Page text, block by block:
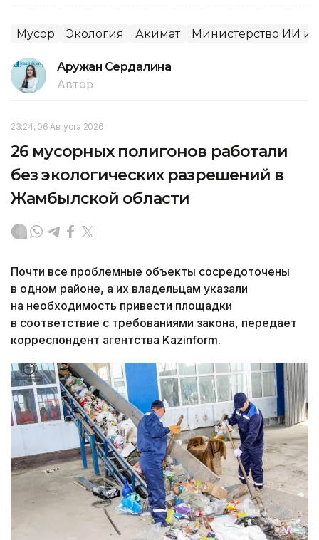
Мусор Экология Акимат Министерство ИИ и
Аружан Сердалина
Автор
23:24, 06 Августа 2026
26 мусорных полигонов работали
без экологических разрешений в
Жамбылской области
Почти все проблемные объекты сосредоточены
в одном районе, а их владельцам указали
на необходимость привести площадки
в соответствие с требованиями закона, передает
корреспондент агентства Kazinform.